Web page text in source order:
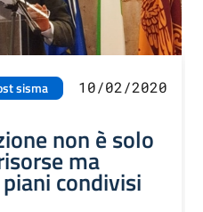
sisma 10/02/2020
non è solo
ma
condivisi